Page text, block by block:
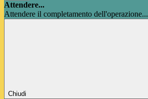
Attendere...
Attendere il completamento dell'operazione...
Chiudi